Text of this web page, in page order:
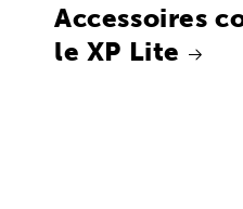
Accessoires
le XP Lite